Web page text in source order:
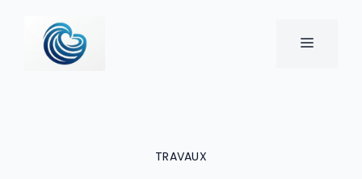
contenu
MENU
TRAVAUX